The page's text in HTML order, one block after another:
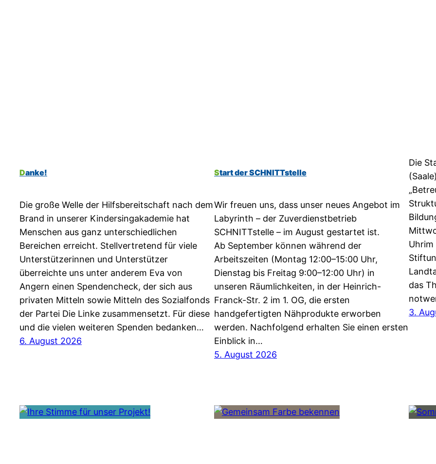
Danke!
Die große Welle der Hilfsbereitschaft nach dem
Brand in unserer Kindersingakademie hat
Menschen aus ganz unterschiedlichen
Bereichen erreicht. Stellvertretend für viele
Unterstützerinnen und Unterstützer
überreichte uns unter anderem Eva von
Angern einen Spendencheck, der sich aus
privaten Mitteln sowie Mitteln des Sozialfonds
der Partei Die Linke zusammensetzt. Für diese
und die vielen weiteren Spenden bedanken…
6. August 2026
Start der SCHNITTstelle
Wir freuen uns, dass unser neues Angebot im
Labyrinth – der Zuverdienstbetrieb
SCHNITTstelle – im August gestartet ist.
Ab September können während der
Arbeitszeiten (Montag 12:00–15:00 Uhr,
Dienstag bis Freitag 9:00–12:00 Uhr) in
unseren Räumlichkeiten, in der Heinrich-
Franck-Str. 2 im 1. OG, die ersten
handgefertigten Nähprodukte erworben
werden. Nachfolgend erhalten Sie einen ersten
Einblick in…
5. August 2026
Die
Uhrim
das
3.